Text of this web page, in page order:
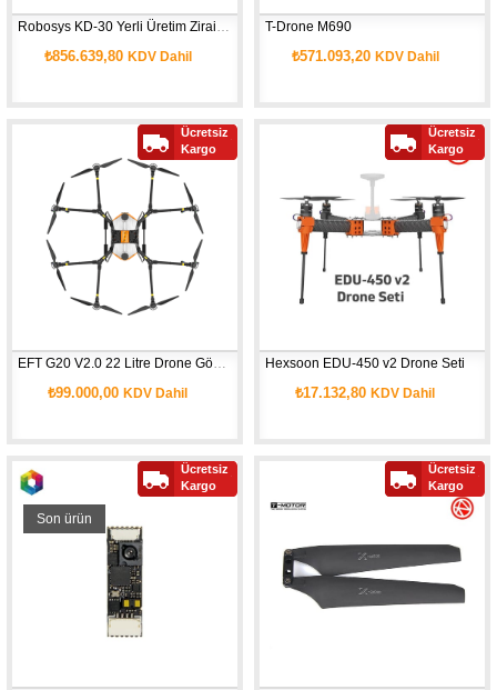
₺856.639,80 KDV Dahil
T-Drone M690
₺571.093,20 KDV Dahil
EFT G20 V2.0 22 Litre Drone Gövdesi
₺99.000,00KDV Dahil
Ücretsiz
Kargo
Hexsoon EDU-450 v2 Drone Seti
₺17.132,80KDV Dahil
Ücretsiz
Kargo
Ücretsiz
Kargo
Son ürün
Ücretsiz
Kargo